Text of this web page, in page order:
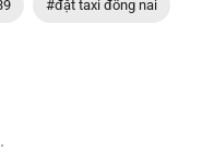
#đặt taxi đồng nai